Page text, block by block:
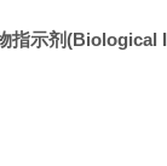
指示剂(Biological